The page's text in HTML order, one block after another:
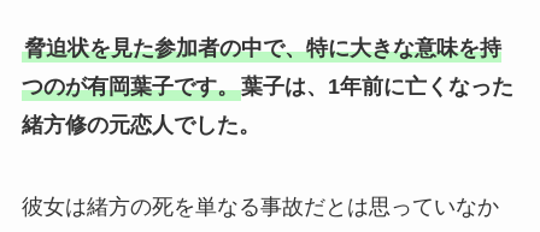
脅迫状を見た参加者の中で、特に大きな意味を持
つのが有岡葉子です。葉子は、1年前に亡くなった
緒方修の元恋人でした。
彼女は緒方の死を単なる事故だとは思っていなか